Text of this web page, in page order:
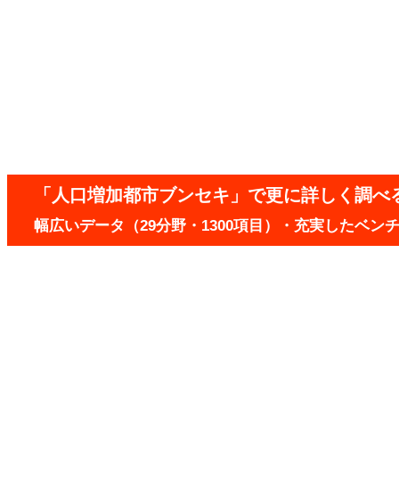
「人口増加都市ブンセキ」で更に詳しく調べ
幅広いデータ（29分野・1300項目）・充実したベン